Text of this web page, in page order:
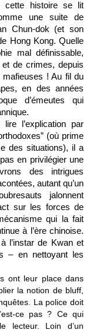
cette histoire se lit
une suite de
Chun-dok (et son
Hong Kong. Quelle
mal définissable,
de crimes, depuis
mafieuses ! Au fil du
en des années
d’émeutes qui
l’explication par
(où prime
des situations), il a
en privilégier une
des intrigues
autant qu’un
jalonnent
sur les forces de
qui la fait
à l’ère chinoise.
l’instar de Kwan et
– en nettoyant les
ont leur place dans
la notion de bluff,
La police doit
ce pas ? Ce qui
lecteur. Loin d’un